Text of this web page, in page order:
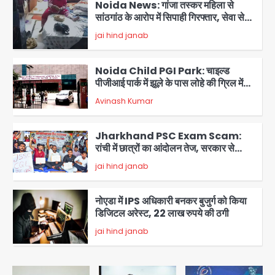
2
Noida News: गांजा तस्कर महिला से
सांठगांठ के आरोप में सिपाही गिरफ्तार, सेवा से
बर्खास्त, कई पुलिसकर्मियों में डर
jai hind janab
3
Noida Child PGI Park: चाइल्ड
पीजीआई पार्क में झूले के पास लोहे की ग्रिल में
उतरा करंट, 7 साल के बच्चे की हालत गंभीर,
बिजली विभाग पर लापरवाही का आरोप
Avinash Kumar
4
Jharkhand PSC Exam Scam:
रांची में छात्रों का आंदोलन तेज, सरकार से
बातचीत को तैयार, रखीं दो बड़ी शर्तें
jai hind janab
5
नोएडा में IPS अधिकारी बनकर बुजुर्ग को किया
डिजिटल अरेस्ट, 22 लाख रुपये की ठगी
jai hind janab
Noida Authority: जांच के घेरे में प्लानिंग